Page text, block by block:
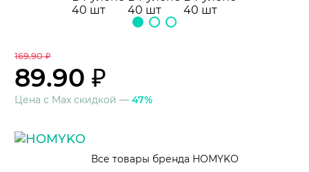
169.90 ₽
89.90 ₽
Цена с Max скидкой — 47%
Все товары бренда HOMYKO